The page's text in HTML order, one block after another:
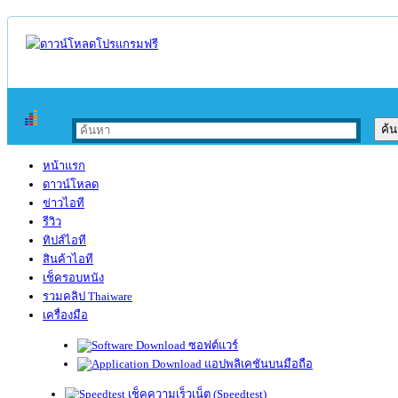
หน้าแรก
ดาวน์โหลด
ข่าวไอที
รีวิว
ทิปส์ไอที
สินค้าไอที
เช็ครอบหนัง
รวมคลิป Thaiware
เครื่องมือ
ซอฟต์แวร์
แอปพลิเคชันบนมือถือ
เช็คความเร็วเน็ต (Speedtest)